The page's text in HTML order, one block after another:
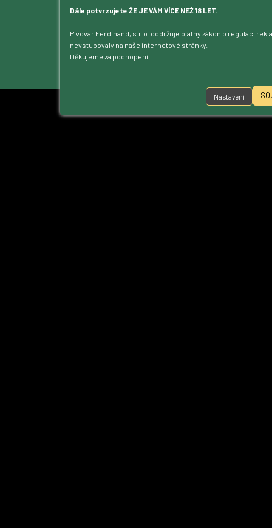
Dále potvrzujete ŽE JE VÁM VÍCE NEŽ 18 LET.
Pivovar Ferdinand, s.r.o. dodržuje platný zákon o regulaci
nevstupovaly na naše internetové stránky.
Děkujeme za pochopení.
Nastavení
Kontakt
Ke stažení
Přístupnost
Nastavení cookies